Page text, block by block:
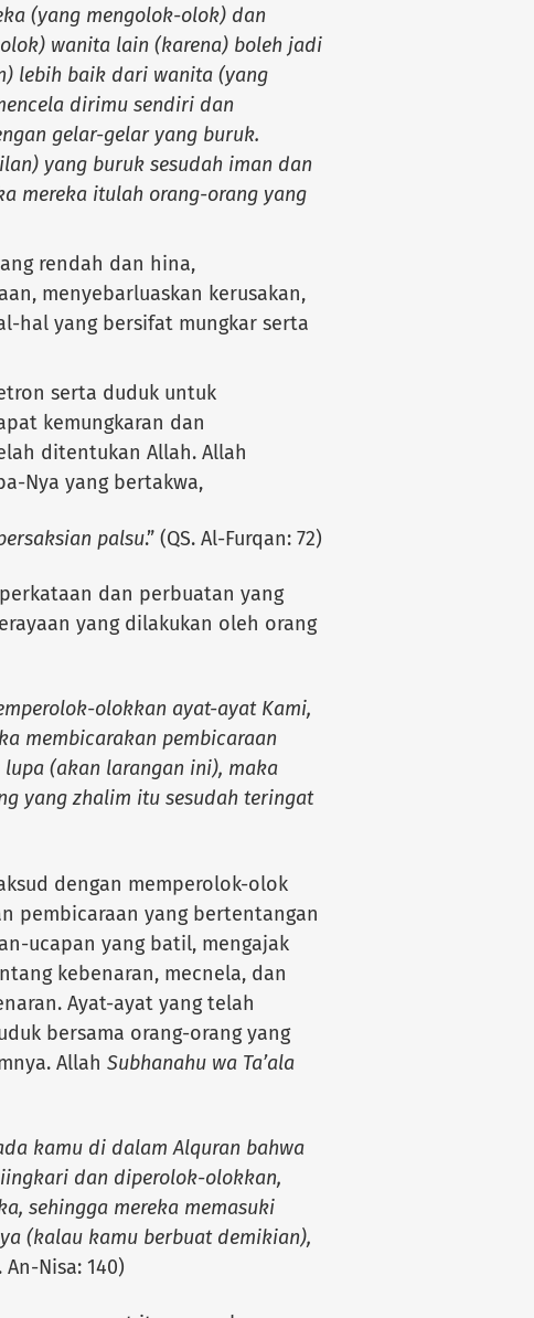
(yang mengolok-olok) dan
wanita lain (karena) boleh jadi
lebih baik dari wanita (yang
dirimu sendiri dan
gelar-gelar yang buruk.
yang buruk sesudah iman dan
mereka itulah orang-orang yang
rendah dan hina,
menyebarluaskan kerusakan,
hal yang bersifat mungkar serta
serta duduk untuk
kemungkaran dan
ditentukan Allah. Allah
Nya yang bertakwa,
palsu.” (QS. Al-Furqan: 72)
dan perbuatan yang
yang dilakukan oleh orang
olokkan ayat-ayat Kami,
membicarakan pembicaraan
(akan larangan ini), maka
yang zhalim itu sesudah teringat
dengan memperolok-olok
pembicaraan yang bertentangan
ucapan yang batil, mengajak
kebenaran, mecnela, dan
Ayat-ayat yang telah
bersama orang-orang yang
Allah Subhanahu wa Ta’ala
kamu di dalam Alquran bahwa
dan diperolok-olokkan,
sehingga mereka memasuki
(kalau kamu berbuat demikian),
An-Nisa: 140)